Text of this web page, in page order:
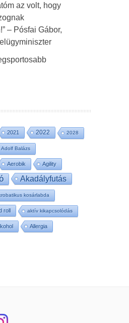
az volt, hogy
– Pósfai Gábor,
2021 2022 2028
Adolf Balázs
Aerobik Agility
Akadályfutás
kosárlabda
roll aktív kikapcsolódás
Allergia